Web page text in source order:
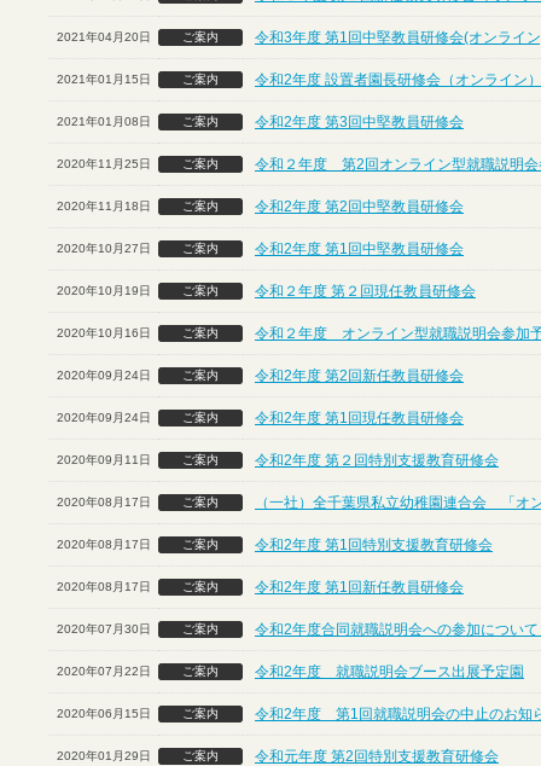
2021年04月20日 ご案内 令和3年度 第1回中堅教員研修会(オンライ
2021年01月15日 ご案内 令和2年度 設置者園長研修会（オンライン）
2021年01月08日 ご案内 令和2年度 第3回中堅教員研修会
2020年11月25日 ご案内 令和２年度 第2回オンライン型就職説明会
2020年11月18日 ご案内 令和2年度 第2回中堅教員研修会
2020年10月27日 ご案内 令和2年度 第1回中堅教員研修会
2020年10月19日 ご案内 令和２年度 第２回現任教員研修会
2020年10月16日 ご案内 令和２年度 オンライン型就職説明会参加
2020年09月24日 ご案内 令和2年度 第2回新任教員研修会
2020年09月24日 ご案内 令和2年度 第1回現任教員研修会
2020年09月11日 ご案内 令和2年度 第２回特別支援教育研修会
2020年08月17日 ご案内 （一社）全千葉県私立幼稚園連合会 「オ
2020年08月17日 ご案内 令和2年度 第1回特別支援教育研修会
2020年08月17日 ご案内 令和2年度 第1回新任教員研修会
2020年07月30日 ご案内 令和2年度合同就職説明会への参加につい
2020年07月22日 ご案内 令和2年度 就職説明会ブース出展予定園
2020年06月15日 ご案内 令和2年度 第1回就職説明会の中止のお知
2020年01月29日 ご案内 令和元年度 第2回特別支援教育研修会